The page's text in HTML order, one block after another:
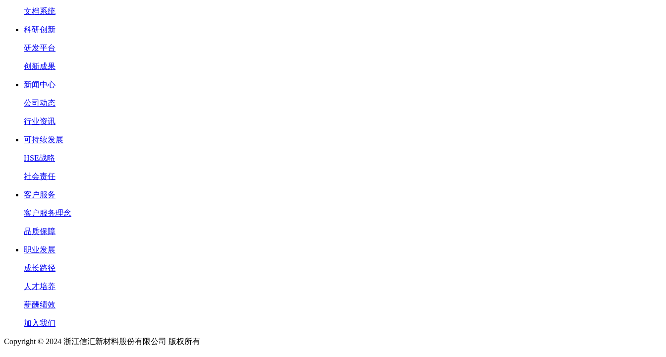
文档系统
科研创新
研发平台
创新成果
新闻中心
公司动态
行业资讯
可持续发展
HSE战略
社会责任
客户服务
客户服务理念
品质保障
职业发展
成长路径
人才培养
薪酬绩效
加入我们
Copyright © 2024 浙江信汇新材料股份有限公司 版权所有